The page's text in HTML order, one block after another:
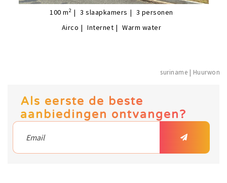
100 m2 3 slaapkamers 3 personen
Airco
Internet Warm water
suriname |
Als eerste de beste
aanbiedingen ontvangen?